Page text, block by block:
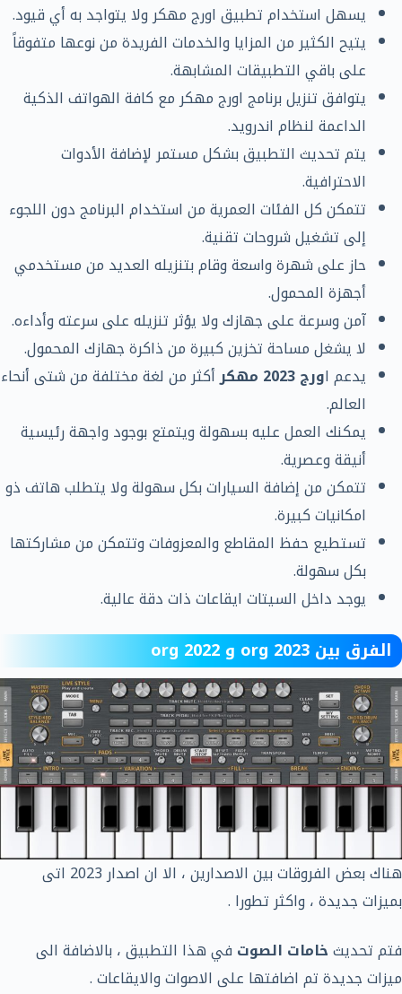
يسهل استخدام تطبيق اورج مهكر ولا يتواجد به أي قيود.
يتيح الكثير من المزايا والخدمات الفريدة من نوعها متفوقاً
على باقي التطبيقات المشابهة.
يتوافق تنزيل برنامج اورج مهكر مع كافة الهواتف الذكية
الداعمة لنظام اندرويد.
يتم تحديث التطبيق بشكل مستمر لإضافة الأدوات
الاحترافية.
تتمكن كل الفئات العمرية من استخدام البرنامج دون اللجوء
إلى تشغيل شروحات تقنية.
حاز على شهرة واسعة وقام بتنزيله العديد من مستخدمي
أجهزة المحمول.
آمن وسرعة على جهازك ولا يؤثر تنزيله على سرعته وأداءه.
لا يشغل مساحة تخزين كبيرة من ذاكرة جهازك المحمول.
يدعم اورج 2023 مهكر
أكثر من لغة مختلفة من شتى أنحاء
العالم.
يمكنك العمل عليه بسهولة ويتمتع بوجود واجهة رئيسية
أنيقة وعصرية.
تتمكن من إضافة السيارات بكل سهولة ولا يتطلب هاتف ذو
امكانيات كبيرة.
تستطيع حفظ المقاطع والمعزوفات وتتمكن من مشاركتها
بكل سهولة.
يوجد داخل السيتات ايقاعات ذات دقة عالية.
الفرق بين org 2023 و org 2022
هناك بعض الفروقات بين الاصدارين ، الا ان اصدار 2023 اتى
بميزات جديدة ، واكثر تطورا .
فتم تحديثخامات الصوت في هذا التطبيق ، بالاضافة الى
ميزات جديدة تم اضافتها على الاصوات والايقاعات .